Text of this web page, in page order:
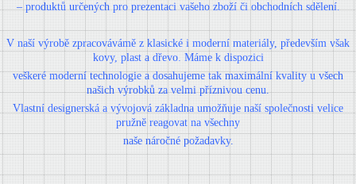
–produktů určených pro prezentaci vašeho zboží či obchodních sdělení.
V naší výrobě zpracovávámě z klasické i moderní materiály, především však
kovy, plast a dřevo. Máme k dispozici
veškeré moderní technologie a dosahujeme tak maximální kvality u všech
našich výrobků za velmi příznivou cenu.
Vlastní designerská a vývojová základna umožňuje naší společnosti velice
pružně reagovat na všechny
naše náročné požadavky.